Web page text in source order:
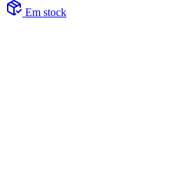
Em stock